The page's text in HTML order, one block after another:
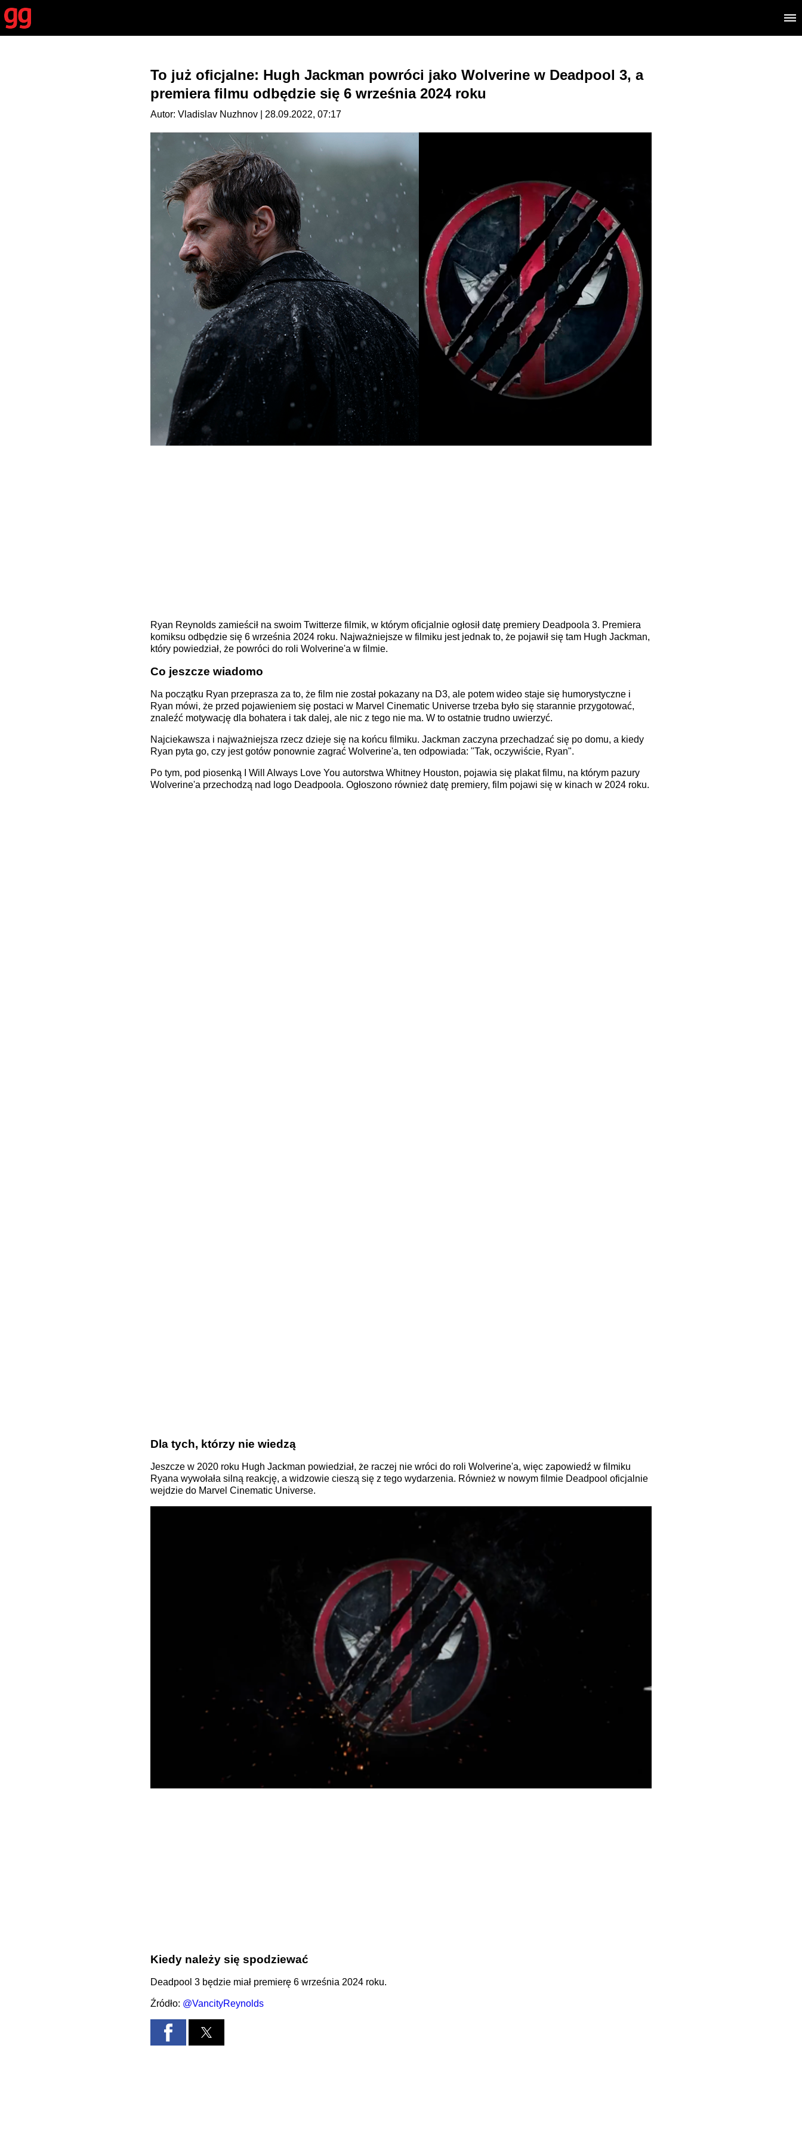
To już oficjalne: Hugh Jackman powróci jako Wolverine w Deadpool 3, a
premiera filmu odbędzie się 6 września 2024 roku
Autor: Vladislav Nuzhnov | 28.09.2022, 07:17
Ryan Reynolds zamieścił na swoim Twitterze filmik, w którym oficjalnie ogłosił datę premiery Deadpoola 3. Premiera
komiksu odbędzie się 6 września 2024 roku. Najważniejsze w filmiku jest jednak to, że pojawił się tam Hugh Jackman,
który powiedział, że powróci do roli Wolverine'a w filmie.
Co jeszcze wiadomo
Na początku Ryan przeprasza za to, że film nie został pokazany na D3, ale potem wideo staje się humorystyczne i
Ryan mówi, że przed pojawieniem się postaci w Marvel Cinematic Universe trzeba było się starannie przygotować,
znaleźć motywację dla bohatera i tak dalej, ale nic z tego nie ma. W to ostatnie trudno uwierzyć.
Najciekawsza i najważniejsza rzecz dzieje się na końcu filmiku. Jackman zaczyna przechadzać się po domu, a kiedy
Ryan pyta go, czy jest gotów ponownie zagrać Wolverine'a, ten odpowiada: "Tak, oczywiście, Ryan".
Po tym, pod piosenką I Will Always Love You autorstwa Whitney Houston, pojawia się plakat filmu, na którym pazury
Wolverine'a przechodzą nad logo Deadpoola. Ogłoszono również datę premiery, film pojawi się w kinach w 2024 roku.
Dla tych, którzy nie wiedzą
Jeszcze w 2020 roku Hugh Jackman powiedział, że raczej nie wróci do roli Wolverine'a, więc zapowiedź w filmiku
Ryana wywołała silną reakcję, a widzowie cieszą się z tego wydarzenia. Również w nowym filmie Deadpool oficjalnie
wejdzie do Marvel Cinematic Universe.
Kiedy należy się spodziewać
Deadpool 3 będzie miał premierę 6 września 2024 roku.
Źródło: @VancityReynolds